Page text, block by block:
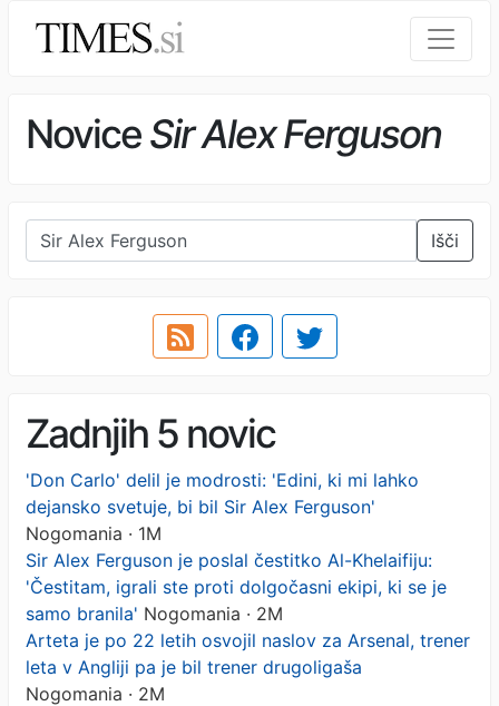
NoviceSir Alex Ferguson
Išči
Zadnjih 5 novic
'Don Carlo' delil je modrosti: 'Edini, ki mi lahko
dejansko svetuje, bi bil Sir Alex Ferguson'
Nogomania · 1M
Sir Alex Ferguson je poslal čestitko Al-Khelaifiju:
'Čestitam, igrali ste proti dolgočasni ekipi, ki se je
samo branila' Nogomania · 2M
Arteta je po 22 letih osvojil naslov za Arsenal, trener
leta v Angliji pa je bil trener drugoligaša
Nogomania · 2M